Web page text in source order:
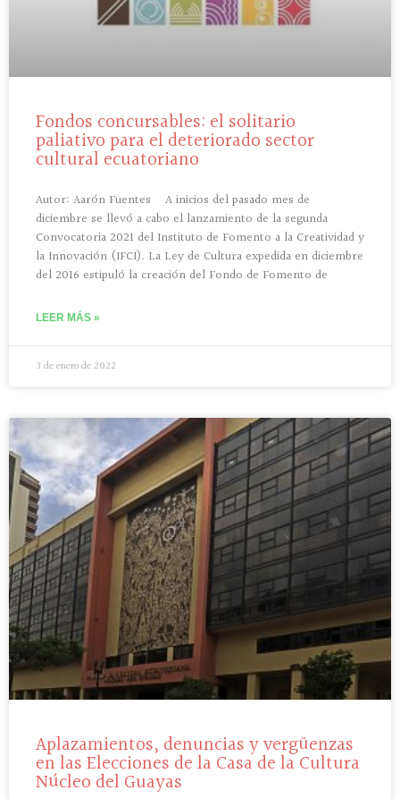
Fondos concursables: el solitario
paliativo para el deteriorado sector
cultural ecuatoriano
Autor: Aarón Fuentes A inicios del pasado mes de
diciembre se llevó a cabo el lanzamiento de la segunda
Convocatoria 2021 del Instituto de Fomento a la Creatividad y
la Innovación (IFCI). La Ley de Cultura expedida en diciembre
del 2016 estipuló la creación del Fondo de Fomento de
LEER MÁS »
3 de enero de 2022
Aplazamientos, denuncias y vergüenzas
en las Elecciones de la Casa de la Cultura
Núcleo del Guayas